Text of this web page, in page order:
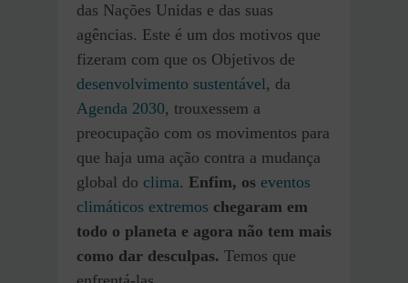
das Nações Unidas e das suas
agências. Este é um dos motivos que
fizeram com que os Objetivos de
desenvolvimento sustentável, da
Agenda 2030, trouxessem a
preocupação com os movimentos para
que haja uma ação contra a mudança
global do clima. Enfim, os eventos
climáticos extremos chegaram em
todo o planeta e agora não tem mais
como dar desculpas. Temos que